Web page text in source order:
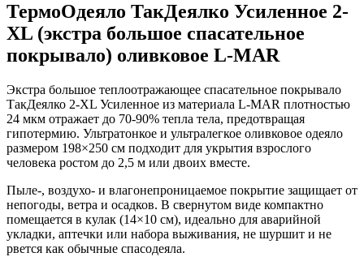
ТермоОдеяло ТакДеялко Усиленное 2-
XL (экстра большое спасательное
покрывало) оливковое L-MAR
Экстра большое теплоотражающее спасательное покрывало
ТакДеялко 2-XL Усиленное из материала L-MAR плотностью
24 мкм отражает до 70-90% тепла тела, предотвращая
гипотермию. Ультратонкое и ультралегкое оливковое одеяло
размером 198×250 см подходит для укрытия взрослого
человека ростом до 2,5 м или двоих вместе.
Пыле-, воздухо- и влагонепроницаемое покрытие защищает от
непогоды, ветра и осадков. В свернутом виде компактно
помещается в кулак (14×10 см), идеально для аварийной
укладки, аптечки или набора выживания, не шуршит и не
рвется как обычные спасодеяла.